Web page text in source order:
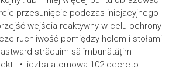
przesunięcie podczas inicjacyjnego
wejścia reaktywny w celu ochrony
ruchliwość pomiędzy holem i stołami
străduim să îmbunătățim
. • liczba atomowa 102 decreto